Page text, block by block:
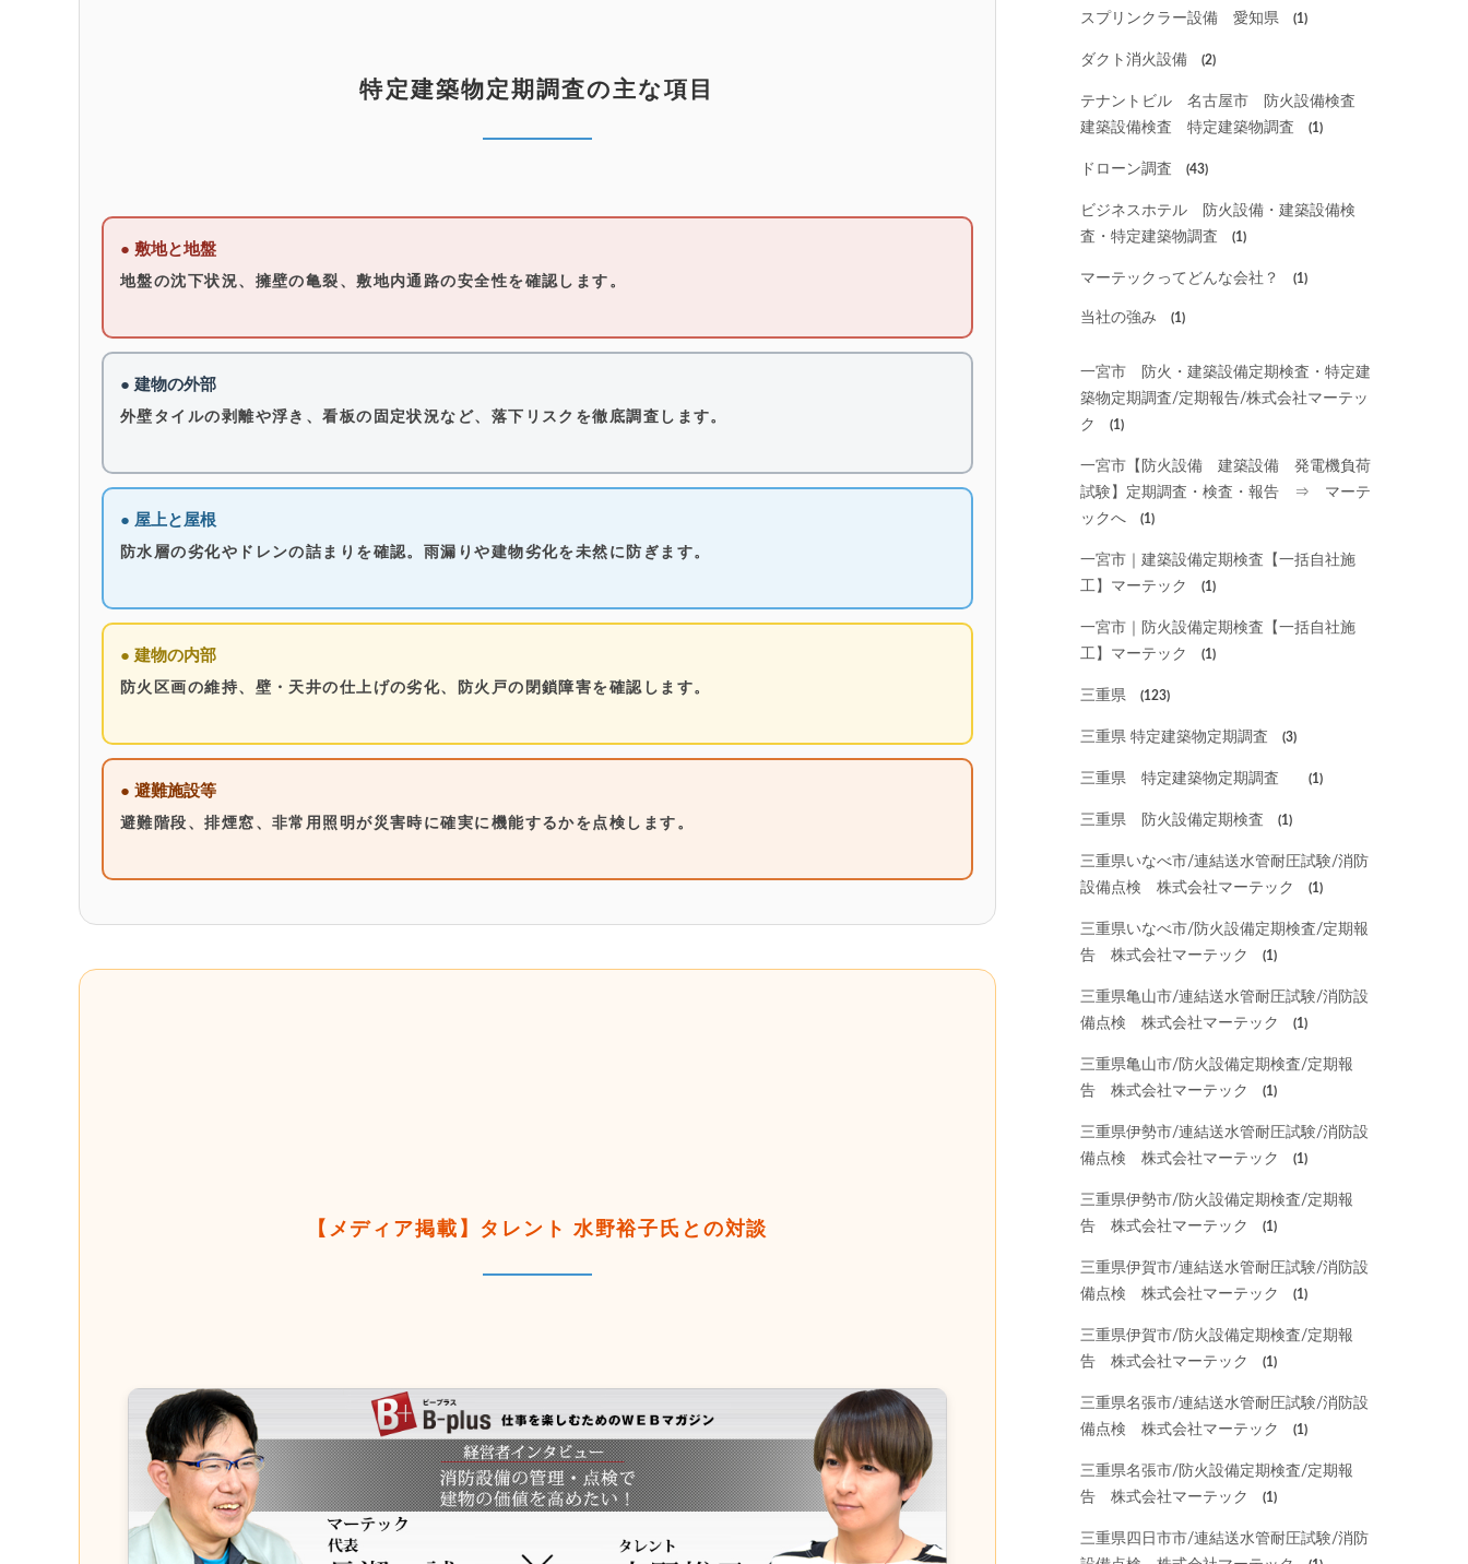
特定建築物定期調査の主な項目
● 敷地と地盤
地盤の沈下状況、擁壁の亀裂、敷地内通路の安全性を確認します。
● 建物の外部
外壁タイルの剥離や浮き、看板の固定状況など、落下リスクを徹底調査します。
● 屋上と屋根
防水層の劣化やドレンの詰まりを確認。雨漏りや建物劣化を未然に防ぎます。
● 建物の内部
防火区画の維持、壁・天井の仕上げの劣化、防火戸の閉鎖障害を確認します。
● 避難施設等
避難階段、排煙窓、非常用照明が災害時に確実に機能するかを点検します。
【メディア掲載】タレント 水野裕子氏との対談
スプリンクラー設備 愛知県 (1)
ダクト消火設備 (2)
テナントビル 名古屋市 防火設備検査
建築設備検査 特定建築物調査
(1)
ドローン調査 (43)
ビジネスホテル 防火設備・建築設備検
査・特定建築物調査
(1)
マーテックってどんな会社？ (1)
当社の強み (1)
一宮市 防火・建築設備定期検査・特定建
築物定期調査/定期報告/株式会社マーテッ
ク
(1)
一宮市【防火設備 建築設備 発電機負荷
試験】定期調査・検査・報告 ⇒ マーテ
ックへ
(1)
一宮市｜建築設備定期検査【一括自社施
工】マーテック
(1)
一宮市｜防火設備定期検査【一括自社施
工】マーテック
(1)
三重県 (123)
三重県 特定建築物定期調査 (3)
三重県 特定建築物定期調査 (1)
三重県 防火設備定期検査 (1)
三重県いなべ市/連結送水管耐圧試験/消防
設備点検 株式会社マーテック
(1)
三重県いなべ市/防火設備定期検査/定期報
告 株式会社マーテック
(1)
三重県亀山市/連結送水管耐圧試験/消防設
備点検 株式会社マーテック
(1)
三重県亀山市/防火設備定期検査/定期報
告 株式会社マーテック
(1)
三重県伊勢市/連結送水管耐圧試験/消防設
備点検 株式会社マーテック
(1)
三重県伊勢市/防火設備定期検査/定期報
告 株式会社マーテック
(1)
三重県伊賀市/連結送水管耐圧試験/消防設
備点検 株式会社マーテック
(1)
三重県伊賀市/防火設備定期検査/定期報
告 株式会社マーテック
(1)
三重県名張市/連結送水管耐圧試験/消防設
備点検 株式会社マーテック
(1)
三重県名張市/防火設備定期検査/定期報
告 株式会社マーテック
(1)
三重県四日市市/連結送水管耐圧試験/消防